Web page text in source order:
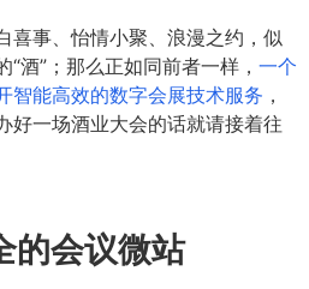
喜事、怡情小聚、浪漫之约，似
酒”；那么正如同前者一样， 一个
智能高效的数字会展技术服务 ，
好一场酒业大会的话就请接着往
的会议微站